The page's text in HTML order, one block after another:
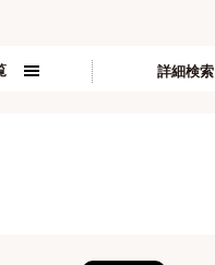
詳細検索